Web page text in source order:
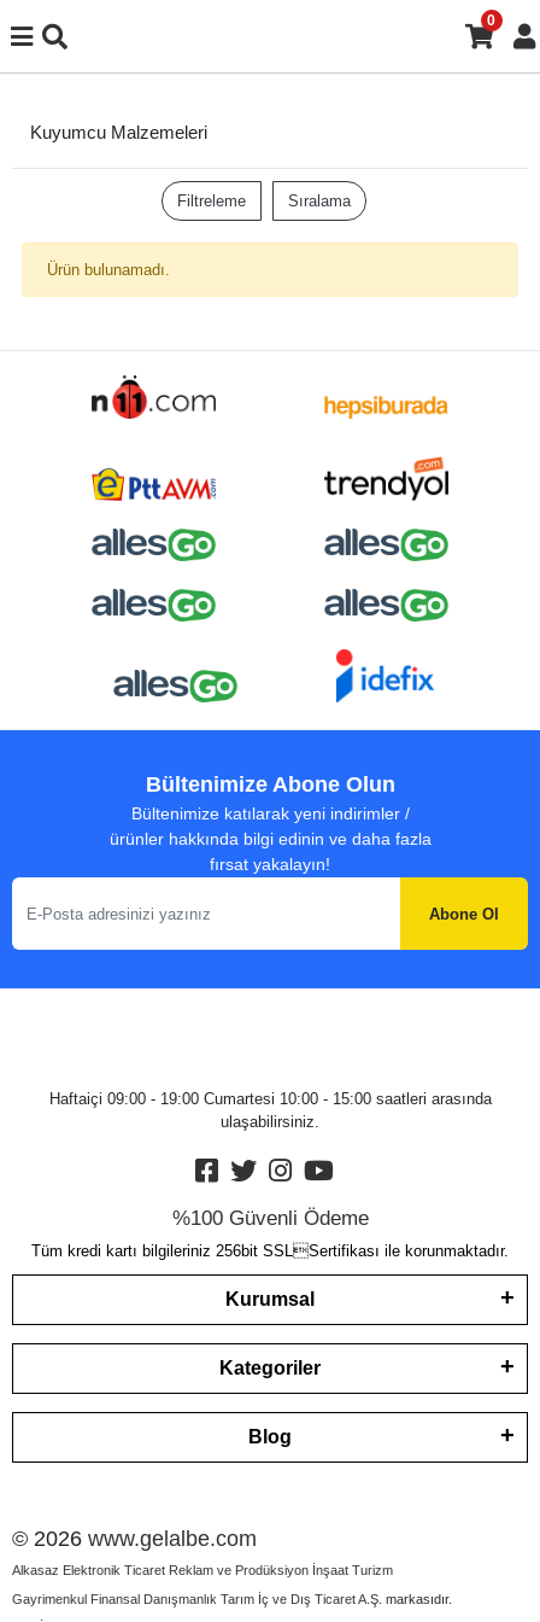
0
Kuyumcu Malzemeleri
Filtreleme Sıralama
Ürün bulunamadı.
Bültenimize Abone Olun
Bültenimize katılarak yeni indirimler /
ürünler hakkında bilgi edinin ve daha fazla
fırsat yakalayın!
Abone Ol
Haftaiçi 09:00 - 19:00 Cumartesi 10:00 - 15:00 saatleri arasında
ulaşabilirsiniz.
%100 Güvenli Ödeme
Tüm kredi kartı bilgileriniz 256bit SSLSertifikası ile korunmaktadır.
Kurumsal
Kategoriler
Blog
© 2026 www.gelalbe.com
Alkasaz Elektronik Ticaret Reklam ve Prodüksiyon İnşaat Turizm
Gayrimenkul Finansal Danışmanlık Tarım İç ve Dış Ticaret A.Ş. markasıdır.